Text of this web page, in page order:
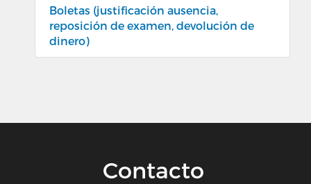
Boletas (justificación ausencia,
reposición de examen, devolución de
dinero)
Contacto